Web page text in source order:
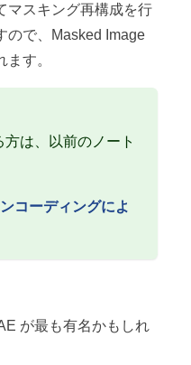
マスキング再構成を行
ので、Masked Image
す。
は、以前のノート
コーディングによ
が最も有名かもしれ